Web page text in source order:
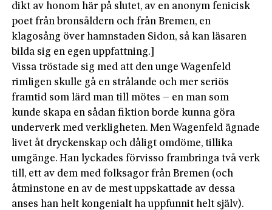
dikt av honom här på slutet, av en anonym fenicisk
poet från bronsåldern och från Bremen, en
klagosång över hamnstaden Sidon, så kan läsaren
bilda sig en egen uppfattning.]
Vissa tröstade sig med att den unge Wagenfeld
rimligen skulle gå en strålande och mer seriös
framtid som lärd man till mötes – en man som
kunde skapa en sådan fiktion borde kunna göra
underverk med verkligheten. Men Wagenfeld ägnade
livet åt dryckenskap och dåligt omdöme, tillika
umgänge. Han lyckades förvisso frambringa två verk
till, ett av dem med folksagor från Bremen (och
åtminstone en av de mest uppskattade av dessa
anses han helt kongenialt ha uppfunnit helt själv).